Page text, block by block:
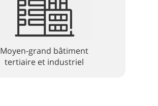
Moyen-grand bâtiment
tertiaire et industriel